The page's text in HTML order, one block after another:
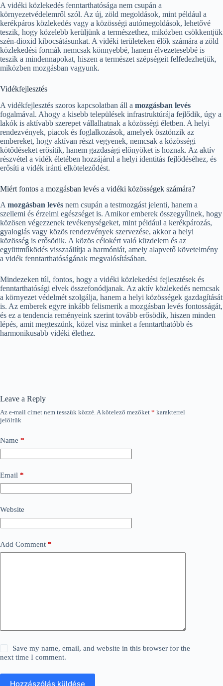
A vidéki közlekedés fenntarthatósága nem csupán a
környezetvédelemről szól. Az új, zöld megoldások, mint például a
kerékpáros közlekedés vagy a közösségi autómegoldások, lehetővé
teszik, hogy közelebb kerüljünk a természethez, miközben csökkentjük
szén-dioxid kibocsátásunkat. A vidéki területeken élők számára a zöld
közlekedési formák nemcsak könnyebbé, hanem élvezetesebbé is
teszik a mindennapokat, hiszen a természet szépségeit felfedezhetjük,
miközben mozgásban vagyunk.
Vidékfejlesztés
A vidékfejlesztés szoros kapcsolatban áll a mozgásban levés
fogalmával. Ahogy a kisebb települések infrastruktúrája fejlődik, úgy a
lakók is aktívabb szerepet vállalhatnak a közösségi életben. A helyi
rendezvények, piacok és foglalkozások, amelyek ösztönzik az
embereket, hogy aktívan részt vegyenek, nemcsak a közösségi
kötődéseket erősítik, hanem gazdasági előnyöket is hoznak. Az aktív
részvétel a vidék életében hozzájárul a helyi identitás fejlődéséhez, és
erősíti a vidék iránti elköteleződést.
Miért fontos a mozgásban levés a vidéki közösségek számára?
Amozgásban levés nem csupán a testmozgást jelenti, hanem a
szellemi és érzelmi egészséget is. Amikor emberek összegyűlnek, hogy
közösen végezzenek tevékenységeket, mint például a kerékpározás,
gyaloglás vagy közös rendezvények szervezése, akkor a helyi
közösség is erősödik. A közös célokért való küzdelem és az
együttműködés visszaállítja a harmóniát, amely alapvető követelmény
a vidék fenntarthatóságának megvalósításában.
Mindezeken túl, fontos, hogy a vidéki közlekedési fejlesztések és
fenntarthatósági elvek összefonódjanak. Az aktív közlekedés nemcsak
a környezet védelmét szolgálja, hanem a helyi közösségek gazdagítását
is. Az emberek egyre inkább felismerik a mozgásban levés fontosságát,
és ez a tendencia reményeink szerint tovább erősödik, hiszen minden
lépés, amit megteszünk, közel visz minket a fenntarthatóbb és
harmonikusabb vidéki élethez.
Leave a Reply
Az e-mail címet nem tesszük közzé.A kötelező mezőket * karakterrel
jelöltük
Name *
Email *
Website
Add Comment *
Save my name, email, and website in this browser for the
next time I comment.
Hozzászólás küldése